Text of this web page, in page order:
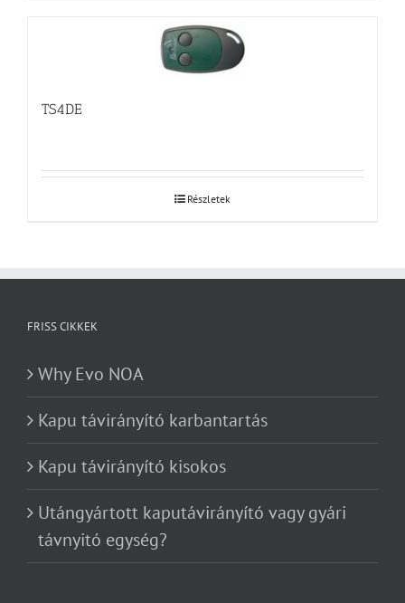
TS4DE
Részletek
FRISS CIKKEK
Why Evo NOA
Kapu távirányító karbantartás
Kapu távirányító kisokos
Utángyártott kaputávirányító vagy gyári
távnyitó egység?